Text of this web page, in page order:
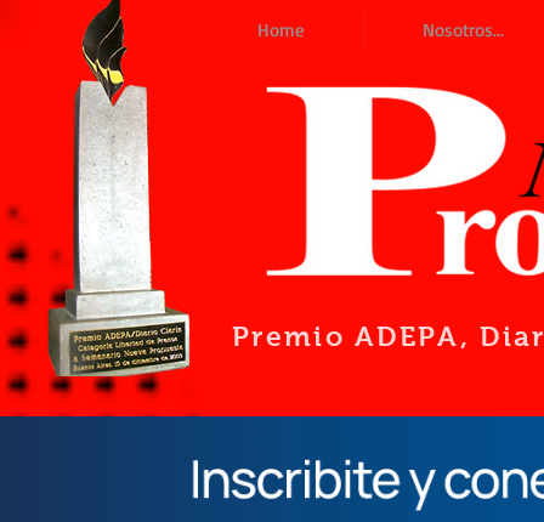
Home Nosotros...
Premio ADEPA,